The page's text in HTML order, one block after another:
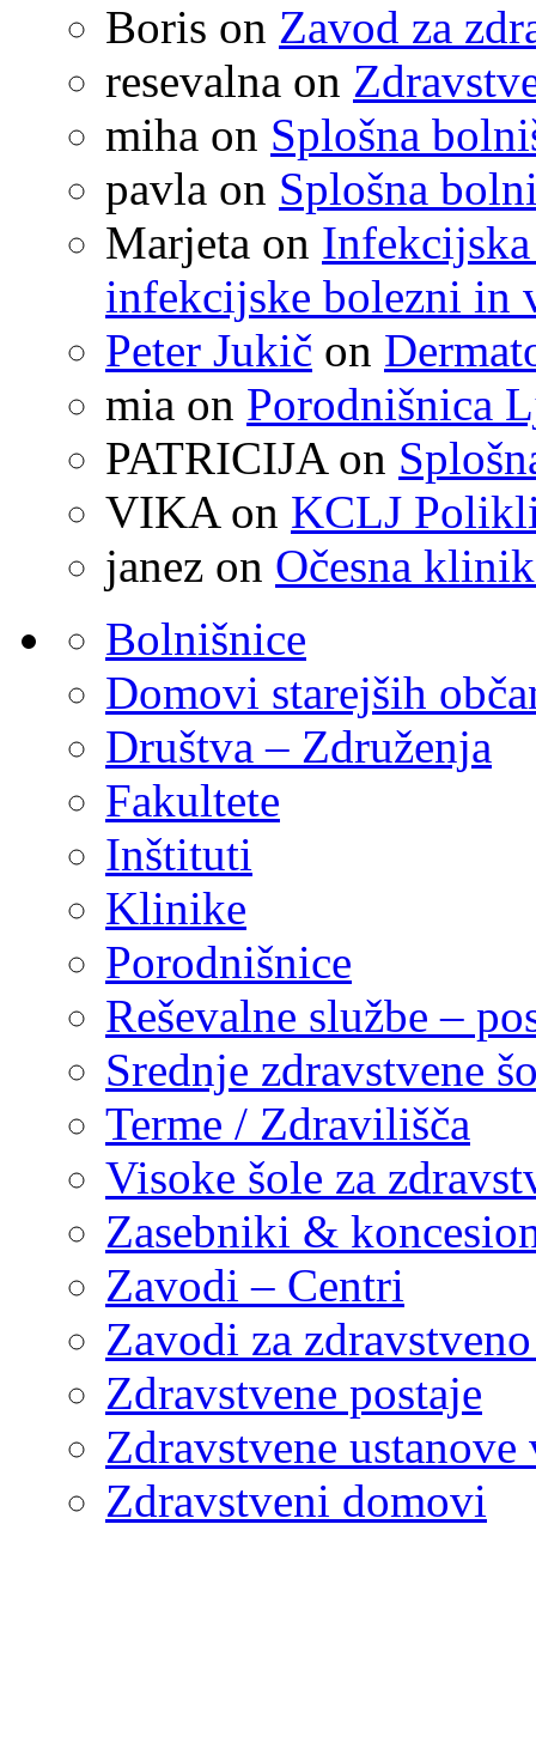
Boris on Zavod za
resevalna on
miha on Splošna
pavla on Splošna
Marjeta on
infekcijske bolezni in
Peter Jukič on
mia on Porodnišnica
PATRICIJAon
VIKAon KCLJ
janez on Očesna
Bolnišnice
Domovi starejših
Društva – Združenja
Fakultete
Inštituti
Klinike
Porodnišnice
Reševalne službe –
Srednje zdravstvene
Terme / Zdravilišča
Visoke šole za
Zasebniki &
Zavodi – Centri
Zavodi za
Zdravstvene postaje
Zdravstvene
Zdravstveni domovi